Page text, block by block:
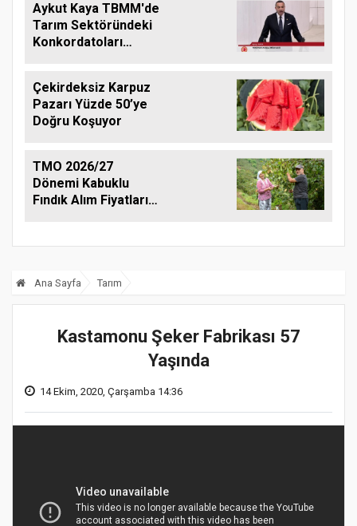
Aykut Kaya TBMM'de
Tarım Sektöründeki
Konkordatoları
Çekirdeksiz Karpuz
Pazarı Yüzde 50’ye
Doğru Koşuyor
TMO 2026/27
Dönemi Kabuklu
Fındık Alım Fiyatlarını
Ana Sayfa Tarım
Kastamonu Şeker Fabrikası 57
Yaşında
14 Ekim, 2020, Çarşamba 14:36